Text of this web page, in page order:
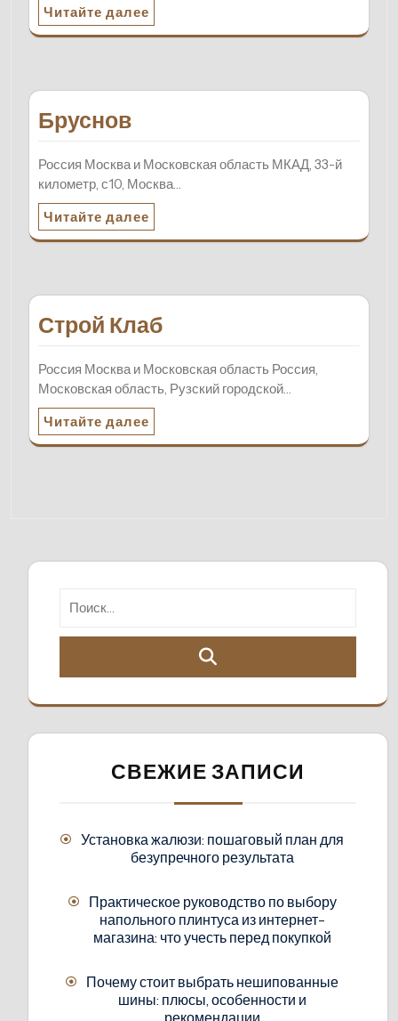
Читайте далее
Бруснов
Россия Москва и Московская область МКАД, 33-й
километр, с10, Москва…
Читайте далее
Строй Клаб
Россия Москва и Московская область Россия,
Московская область, Рузский городской…
Читайте далее
СВЕЖИЕ ЗАПИСИ
Установка жалюзи: пошаговый план для
безупречного результата
Практическое руководство по выбору
напольного плинтуса из интернет-
магазина: что учесть перед покупкой
Почему стоит выбрать нешипованные
шины: плюсы, особенности и
рекомендации